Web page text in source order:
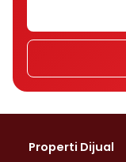
Properti Dijual